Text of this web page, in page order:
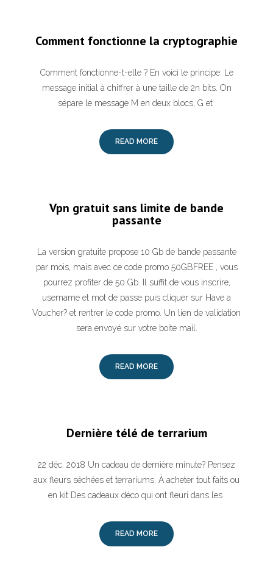
Comment fonctionne la cryptographie
Comment fonctionne-t-elle ? En voici le principe: Le
message initial à chiffrer à une taille de 2n bits. On
sépare le message M en deux blocs, G et
READ MORE
Vpn gratuit sans limite de bande
passante
La version gratuite propose 10 Gb de bande passante
par mois, mais avec ce code promo 50GBFREE , vous
pourrez profiter de 50 Gb. Il suffit de vous inscrire,
username et mot de passe puis cliquer sur Have a
Voucher? et rentrer le code promo. Un lien de validation
sera envoyé sur votre boite mail.
READ MORE
Dernière télé de terrarium
22 déc. 2018 Un cadeau de dernière minute? Pensez
aux fleurs séchées et terrariums. À acheter tout faits ou
en kit Des cadeaux déco qui ont fleuri dans les
READ MORE